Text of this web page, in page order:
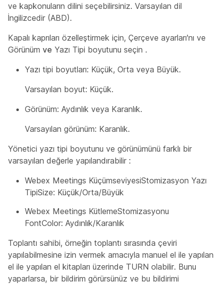
ve kapkonuların dilini seçebilirsiniz. Varsayılan dil
İngilizcedir (ABD).
Kapalı kaprıları özelleştirmek için, Çerçeve ayarları'nı ve
Görünüm ve Yazı Tipi boyutunu seçin .
Yazı tipi boyutları: Küçük, Orta veya Büyük.
Varsayılan boyut: Küçük.
Görünüm: Aydınlık veya Karanlık.
Varsayılan görünüm: Karanlık.
Yönetici yazı tipi boyutunu ve görünümünü farklı bir
varsayılan değerle yapılandırabilir :
Webex Meetings KüçümseviyesiStomizasyon Yazı
TipiSize: Küçük/Orta/Büyük
Webex Meetings KütlemeStomizasyonu
FontColor: Aydınlık/Karanlık
Toplantı sahibi, örneğin toplantı sırasında çeviri
yapılabilmesine izin vermek amacıyla manuel el ile yapılan
el ile yapılan el kitapları üzerinde TURN olabilir. Bunu
yaparlarsa, bir bildirim görürsünüz ve bu bildirimi